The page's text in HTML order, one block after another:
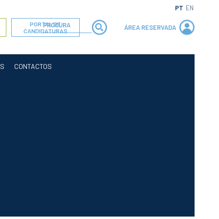
ÁREA RESERVADA
PORTAL DE
CANDIDATURAS
PT EN
CONTACTOS